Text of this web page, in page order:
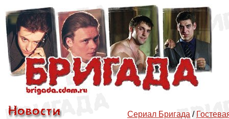
Сериал Бригада /